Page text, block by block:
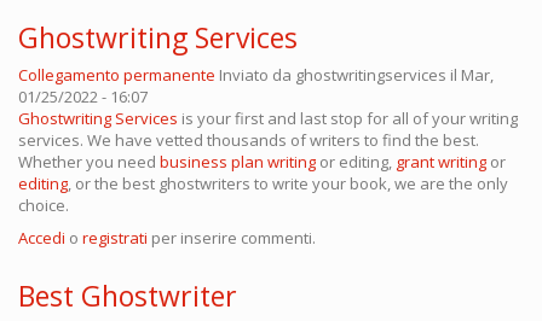
Ghostwriting Services
Collegamento permanente Inviato da ghostwritingservices il Mar,
01/25/2022 - 16:07
Ghostwriting Services is your first and last stop for all of your writing
services. We have vetted thousands of writers to find the best.
Whether you need business plan writing or editing, grant writing or
editing, or the best ghostwriters to write your book, we are the only
choice.
Accedi o registrati per inserire commenti.
Best Ghostwriter